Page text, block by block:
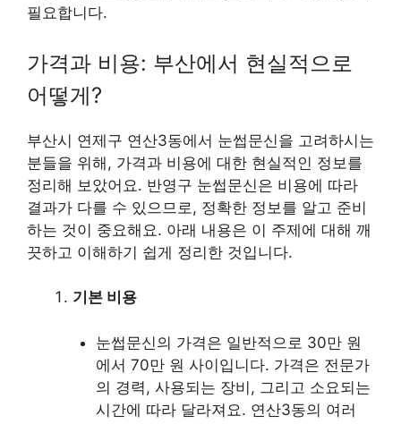
필요합니다.
가격과 비용: 부산에서 현실적으로
어떻게?
부산시 연제구 연산3동에서 눈썹문신을 고려하시는
분들을 위해, 가격과 비용에 대한 현실적인 정보를
정리해 보았어요. 반영구 눈썹문신은 비용에 따라
결과가 다를 수 있으므로, 정확한 정보를 알고 준비
하는 것이 중요해요. 아래 내용은 이 주제에 대해 깨
끗하고 이해하기 쉽게 정리한 것입니다.
기본 비용
눈썹문신의 가격은 일반적으로 30만 원
에서 70만 원 사이입니다. 가격은 전문가
의 경력, 사용되는 장비, 그리고 소요되는
시간에 따라 달라져요. 연산3동의 여러